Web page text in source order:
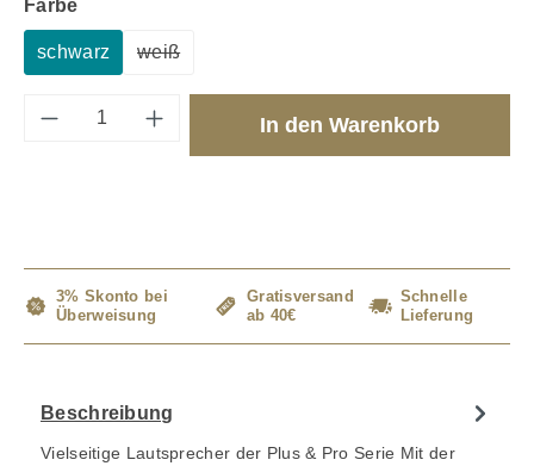
Farbe
schwarz weiß
Produkt Anzahl: Gib den gewünschten
In den Warenkorb
3% Skonto bei
Überweisung
Gratisversand
ab 40€
Schnelle
Lieferung
Beschreibung
Vielseitige Lautsprecher der Plus & Pro Serie Mit der